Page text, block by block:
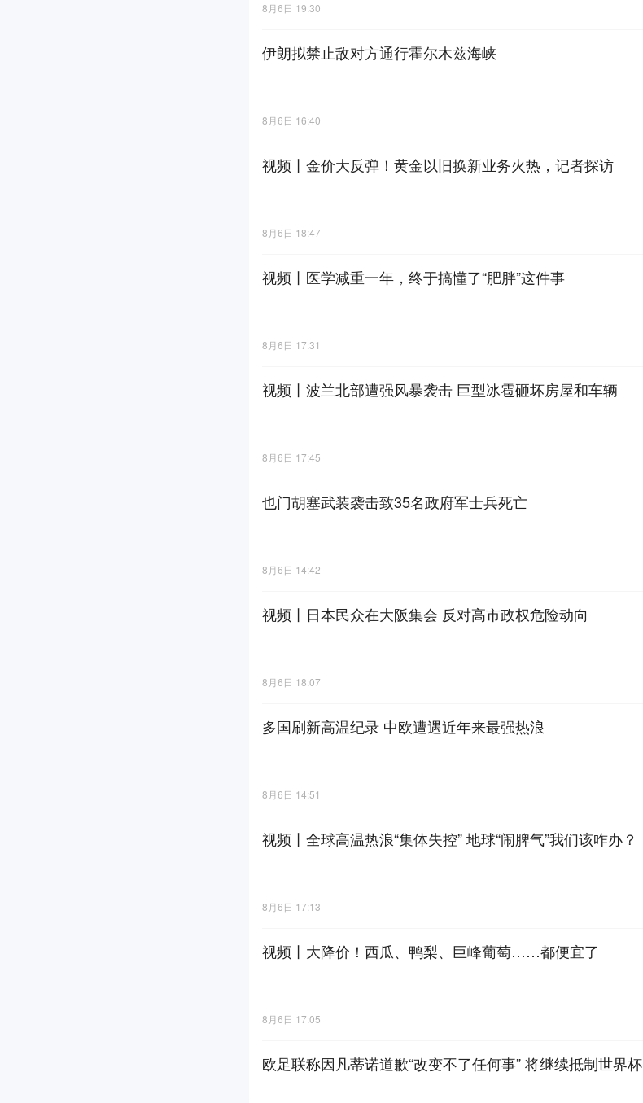
8月6日 19:30
伊朗拟禁止敌对方通行霍尔木兹海峡
8月6日 16:40
视频丨金价大反弹！黄金以旧换新业务火热，记者探访
8月6日 18:47
视频丨医学减重一年，终于搞懂了“肥胖”这件事
8月6日 17:31
视频丨波兰北部遭强风暴袭击 巨型冰雹砸坏房屋和车辆
8月6日 17:45
也门胡塞武装袭击致35名政府军士兵死亡
8月6日 14:42
视频丨日本民众在大阪集会 反对高市政权危险动向
8月6日 18:07
多国刷新高温纪录 中欧遭遇近年来最强热浪
8月6日 14:51
视频丨全球高温热浪“集体失控” 地球“闹脾气”我们该咋办？
8月6日 17:13
视频丨大降价！西瓜、鸭梨、巨峰葡萄……都便宜了
8月6日 17:05
欧足联称因凡蒂诺道歉“改变不了任何事” 将继续抵制世界杯